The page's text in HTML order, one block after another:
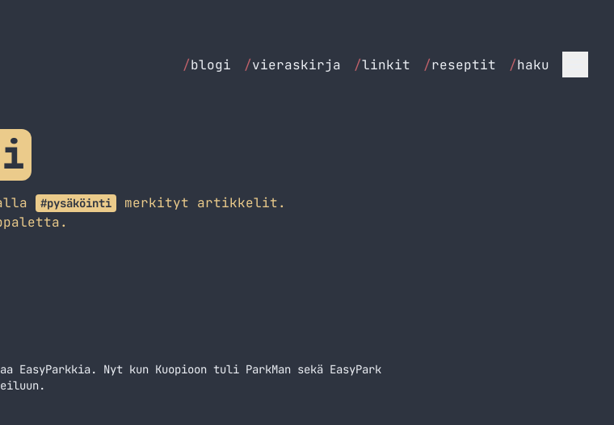
/blogi /vieraskirja /linkit /reseptit /haku
#pysäköinti
merkityt artikkelit.
Nyt kun Kuopioon tuli ParkMan sekä EasyPark